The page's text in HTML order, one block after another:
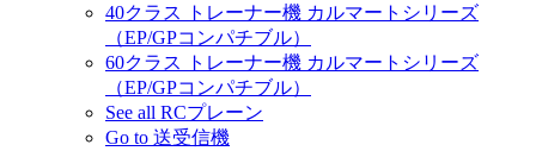
40クラス トレーナー機 カルマートシリーズ
（EP/GPコンパチブル）
60クラス トレーナー機 カルマートシリーズ
（EP/GPコンパチブル）
See all RCプレーン
Go to 送受信機